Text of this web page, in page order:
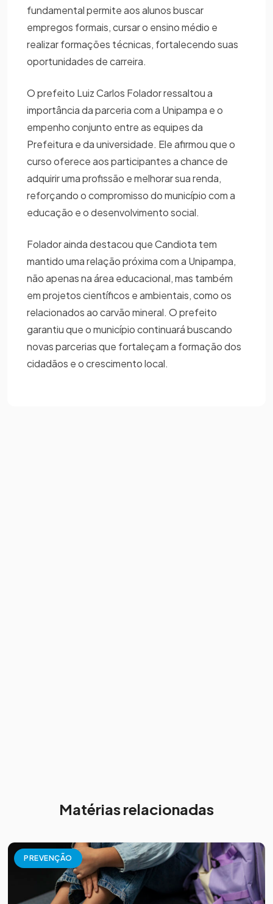
fundamental permite aos alunos buscar
empregos formais, cursar o ensino médio e
realizar formações técnicas, fortalecendo suas
oportunidades de carreira.
O prefeito Luiz Carlos Folador ressaltou a
importância da parceria com a Unipampa e o
empenho conjunto entre as equipes da
Prefeitura e da universidade. Ele afirmou que o
curso oferece aos participantes a chance de
adquirir uma profissão e melhorar sua renda,
reforçando o compromisso do município com a
educação e o desenvolvimento social.
Folador ainda destacou que Candiota tem
mantido uma relação próxima com a Unipampa,
não apenas na área educacional, mas também
em projetos científicos e ambientais, como os
relacionados ao carvão mineral. O prefeito
garantiu que o município continuará buscando
novas parcerias que fortaleçam a formação dos
cidadãos e o crescimento local.
Matérias relacionadas
PREVENÇÃO